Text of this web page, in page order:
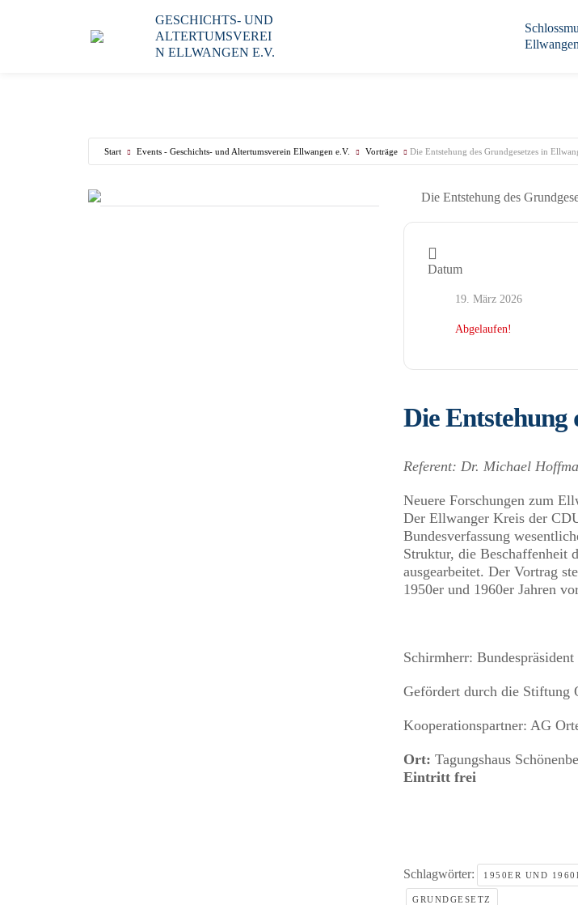
GESCHICHTS- UND
ALTERTUMSVEREI
N ELLWANGEN E.V.
Ellwangen
Start Events - Geschichts- und Altertumsverein Ellwangen e.V. Vorträge Die Entstehung des Grundgesetzes in
Datum
19. März 2026
Abgelaufen!
Die Entstehung
Referent: Dr. Michael
Neuere Forschungen zum
Der Ellwanger Kreis der
Bundesverfassung
Struktur, die Beschaffenheit
ausgearbeitet. Der Vortrag
1950er und 1960er Jahren
Schirmherr:
Gefördert durch die Stiftung
Kooperationspartner: AG
Ort:Tagungshaus
Eintritt frei
Schlagwörter: 1950ER UND
GRUNDGESETZ